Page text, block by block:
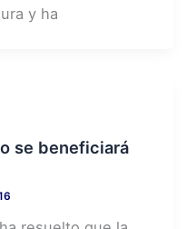
y ha
se beneficiará